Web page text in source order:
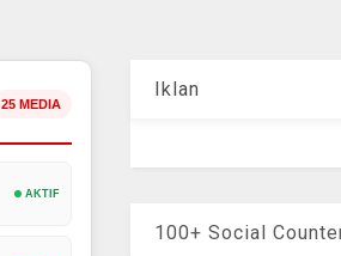
25 MEDIA
AKTIF
Iklan
100+ Social